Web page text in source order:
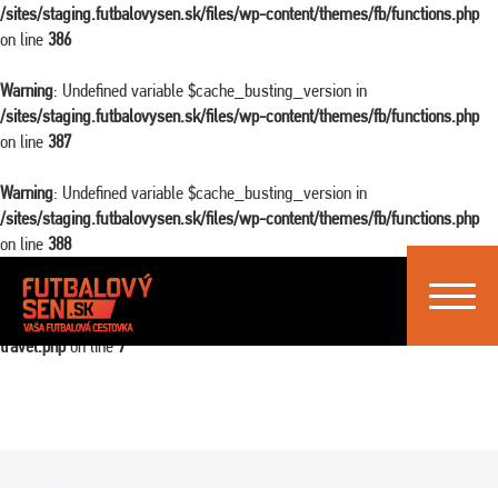
/sites/staging.futbalovysen.sk/files/wp-content/themes/fb/functions.php
on line 386
Warning: Undefined variable $cache_busting_version in
/sites/staging.futbalovysen.sk/files/wp-content/themes/fb/functions.php
on line 387
Warning: Undefined variable $cache_busting_version in
/sites/staging.futbalovysen.sk/files/wp-content/themes/fb/functions.php
on line 388
Toggle
Warning: Attempt to read property "ID" on false in
/sites/staging.futbalovysen.sk/files/wp-content/themes/fb/single-
travel.phpon line7